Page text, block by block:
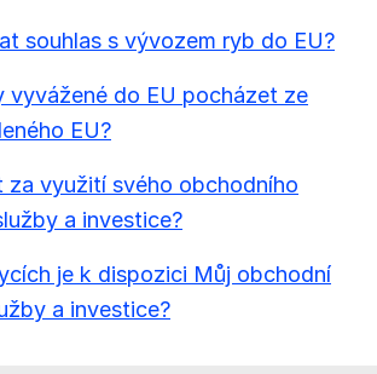
souhlas s vývozem ryb do EU?
vyvážené do EU pocházet ze
EU?
za využití svého obchodního
a investice?
je k dispozici Můj obchodní
a investice?